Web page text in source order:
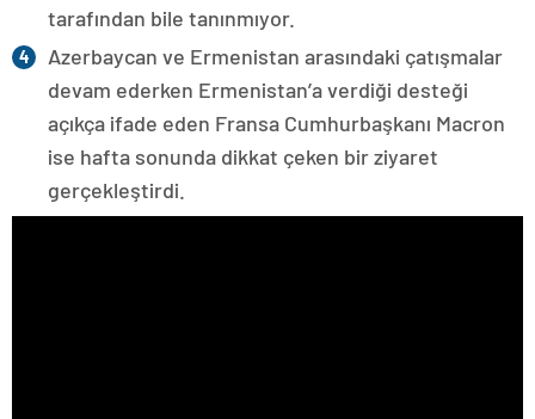
tarafından bile tanınmıyor.
Azerbaycan ve Ermenistan arasındaki çatışmalar
devam ederken Ermenistan’a verdiği desteği
açıkça ifade eden Fransa Cumhurbaşkanı Macron
ise hafta sonunda dikkat çeken bir ziyaret
gerçekleştirdi.